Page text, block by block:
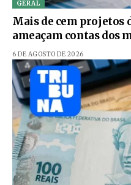
GERAL
Mais de cem projetos
ameaçam contas dos
6 DE AGOSTO DE 2026